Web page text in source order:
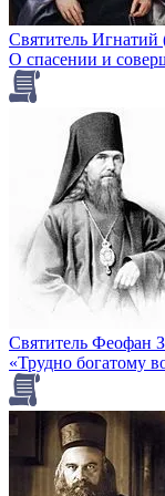
Святитель Игнатий
О спасении и
Святитель Феофан
«Трудно богатому